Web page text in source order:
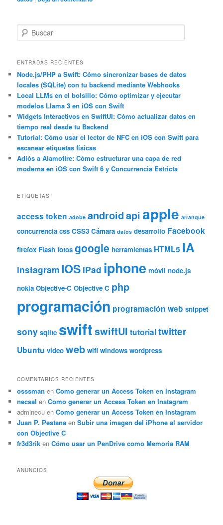
u
c
a
r
ENTRADAS RECIENTES
Node.js/PHP a Swift: Cómo sincronizar bases de datos
locales (SQLite) con tu backend mediante Webhooks
Local LLMs en el bolsillo: Cómo optimizar y ejecutar
modelos Llama 3 en iOS con Swift
Widgets Interactivos en SwiftUI: Cómo actualizar datos en
tiempo real desde tu Backend
Tutorial: Cómo usar el lector de NFC en iOS con Swift para
escanear etiquetas físicas
Adiós a Alamofire: Cómo estructurar una capa de red
moderna en iOS con Swift 6 y Concurrencia Estricta
ETIQUETAS
access token adobe androidapiapple arranque
concurrencia css CSS3 Cámara datos desarrollo Facebook
firefox Flash fotos google herramientas HTML5 IA
instagram IOS iPad iphone móvil node.js
nokia Objective-C Objective C php
programación programación web snippet
sony sqlite swiftswiftUI tutorialtwitter
Ubuntu vídeo web wifi windows wordpress
COMENTARIOS RECIENTES
osssman enComo generar un Access Token en Instagram
necsal enComo generar un Access Token en Instagram
adminecu enComo generar un Access Token en Instagram
Juan P. Pestana enSubir una imagen del iPhone al servidor
con Objective C
fr3d3rik enCómo usar un PenDrive como Memoria RAM
ANUNCIOS